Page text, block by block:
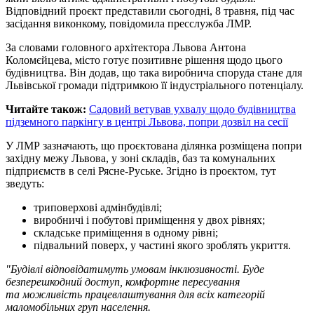
Відповідний проєкт представили сьогодні, 8 травня, під час
засідання виконкому, повідомила пресслужба ЛМР.
За словами головного архітектора Львова Антона
Коломєйцева, місто готує позитивне рішення щодо цього
будівництва. Він додав, що така виробнича споруда стане для
Львівської громади підтримкою її індустріального потенціалу.
Читайте також: Садовий ветував ухвалу щодо будівництва
підземного паркінгу в центрі Львова, попри дозвіл на сесії
У ЛМР зазначають, що проєктована ділянка розміщена попри
західну межу Львова, у зоні складів, баз та комунальних
підприємств в селі Рясне-Руське. Згідно із проєктом, тут
зведуть:
триповерхові адмінбудівлі;
виробничі і побутові приміщення у двох рівнях;
складське приміщення в одному рівні;
підвальний поверх, у частині якого зроблять укриття.
"Будівлі відповідатимуть умовам інклюзивності. Буде
безперешкодний доступ, комфортне пересування
та можливість працевлаштування для всіх категорій
маломобільних груп населення.